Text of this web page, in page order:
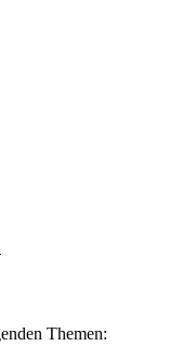
Themen: